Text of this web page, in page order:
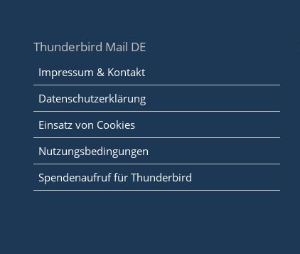
Thunderbird Mail DE
Impressum & Kontakt
Datenschutzerklärung
Einsatz von Cookies
Nutzungsbedingungen
Spendenaufruf für Thunderbird